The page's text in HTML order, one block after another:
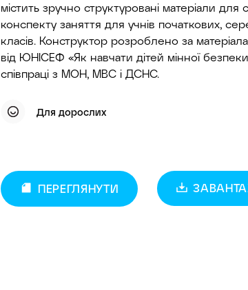
містить зручно структуровані матеріали для
конспекту заняття для учнів початкових,
класів. Конструктор розроблено за
від ЮНІСЕФ «Як навчати дітей мінної
співпраці з МОН, МВС і ДСНС.
Для дорослих
ПЕРЕГЛЯНУТИ